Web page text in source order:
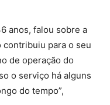
anos, falou sobre a
para o seu
de operação do
o serviço há alguns
do tempo”,